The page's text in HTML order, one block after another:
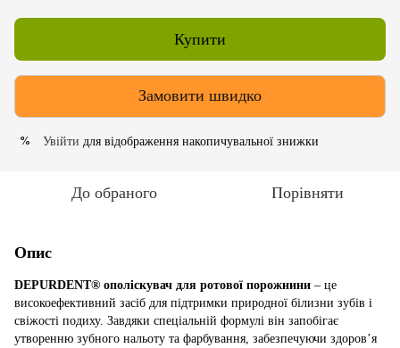
Купити
Замовити швидко
% Увійти для відображення накопичувальної знижки
До обраного Порівняти
Опис
DEPURDENT® ополіскувач для ротової порожнини – це
високоефективний засіб для підтримки природної білизни зубів і
свіжості подиху. Завдяки спеціальній формулі він запобігає
утворенню зубного нальоту та фарбування, забезпечуючи здоров’я